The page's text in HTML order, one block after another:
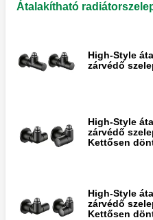
Átalakítható
High-Style
zárvédő
High-Style
zárvédő
Kettősen
High-Style
zárvédő
Kettősen